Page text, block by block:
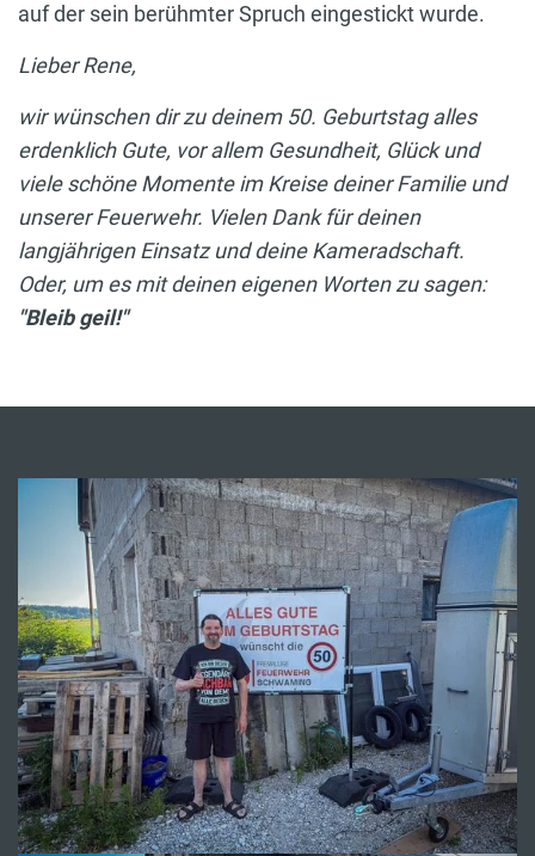
auf der sein berühmter Spruch eingestickt wurde.
Lieber Rene,
wir wünschen dir zu deinem 50. Geburtstag alles
erdenklich Gute, vor allem Gesundheit, Glück und
viele schöne Momente im Kreise deiner Familie und
unserer Feuerwehr. Vielen Dank für deinen
langjährigen Einsatz und deine Kameradschaft.
Oder, um es mit deinen eigenen Worten zu sagen:
"Bleib geil!"